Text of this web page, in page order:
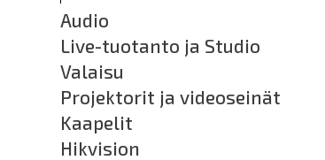
Audio
Live-tuotanto ja Studio
Valaisu
Projektorit ja videoseinät
Kaapelit
Hikvision